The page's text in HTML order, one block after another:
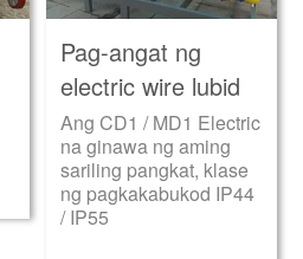
Pag-angat ng
electric wire lubid
Ang CD1 / MD1 Electric
na ginawa ng aming
sariling pangkat, klase
ng pagkakabukod IP44
/ IP55